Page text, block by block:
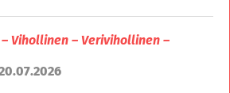
Vihollinen – Verivihollinen –